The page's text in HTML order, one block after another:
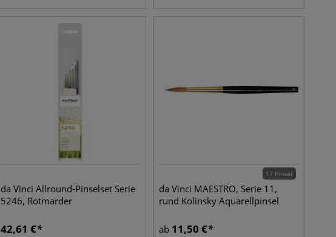
da Vinci Allround-Pinselset Serie
5246, Rotmarder
42,61 €
17 Pinsel
da Vinci MAESTRO, Serie 11,
rund Kolinsky Aquarellpinsel
ab 11,50 €